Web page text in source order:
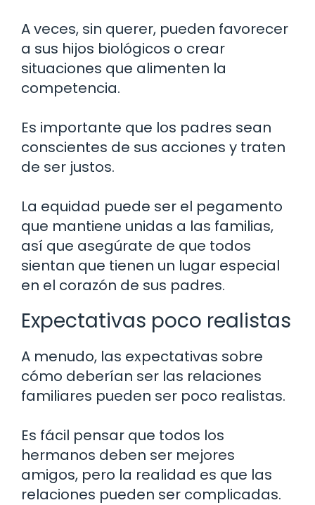
A veces, sin querer, pueden favorecer
a sus hijos biológicos o crear
situaciones que alimenten la
competencia.
Es importante que los padres sean
conscientes de sus acciones y traten
de ser justos.
La equidad puede ser el pegamento
que mantiene unidas a las familias,
así que asegúrate de que todos
sientan que tienen un lugar especial
en el corazón de sus padres.
Expectativas poco realistas
A menudo, las expectativas sobre
cómo deberían ser las relaciones
familiares pueden ser poco realistas.
Es fácil pensar que todos los
hermanos deben ser mejores
amigos, pero la realidad es que las
relaciones pueden ser complicadas.